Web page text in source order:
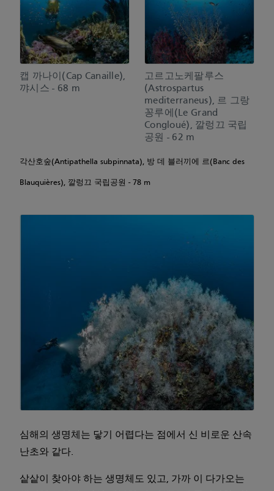
캡 까나이(Cap Canaille),
꺄시스 - 68 m
고르고노케팔루스
(Astrospartus
mediterraneus), 르 그랑
꽁루에(Le Grand
Congloué), 깔렁끄 국립
공원 - 62 m
각산호숲(Antipathella subpinnata), 방 데 블러끼에 르(Banc des
Blauquières), 깔렁끄 국립공원 - 78 m
심해의 생명체는 닿기 어렵다는 점에서 신 비로운 산속
난초와 같다.
샅샅이 찾아야 하는 생명체도 있고, 가까 이 다가오는